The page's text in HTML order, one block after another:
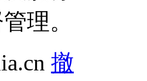
理。
撤